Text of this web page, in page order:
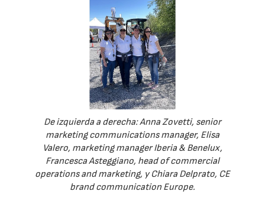
De izquierda a derecha: Anna Zovetti, senior
marketing communications manager, Elisa
Valero, marketing manager Iberia & Benelux,
Francesca Asteggiano, head of commercial
operations and marketing, y Chiara Delprato, CE
brand communication Europe.